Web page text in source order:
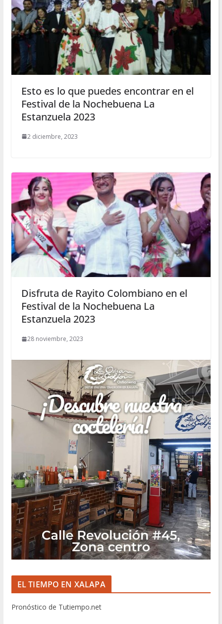
Esto es lo que puedes encontrar en el
Festival de la Nochebuena La
Estanzuela 2023
2 diciembre, 2023
Disfruta de Rayito Colombiano en el
Festival de la Nochebuena La
Estanzuela 2023
28 noviembre, 2023
EL TIEMPO EN XALAPA
Pronóstico de Tutiempo.net